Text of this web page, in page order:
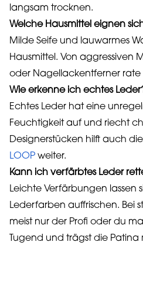
langsam trocknen.
Welche Hausmittel eignen
Milde Seife und lauwarmes
Hausmittel. Von aggressiven
oder Nagellackentferner
Wie erkenne ich echtes
Echtes Leder hat eine
Feuchtigkeit auf und riecht
Designerstücken hilft auch die
LOOP weiter.
Kann ich verfärbtes Leder
Leichte Verfärbungen lassen
Lederfarben auffrischen. Bei
meist nur der Profi oder du
Tugend und trägst die Patina